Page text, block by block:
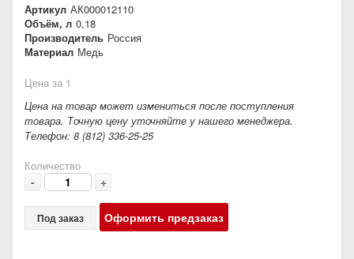
Артикул АК000012110
Объём, л 0,18
Производитель Россия
Материал Медь
Цена за 1
Цена на товар может измениться после поступления
товара. Точную цену уточняйте у нашего менеджера.
Телефон: 8 (812) 336-25-25
Количество
- +
Под заказ Оформить предзаказ